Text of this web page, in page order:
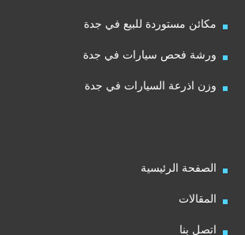
مكائن مستوردة للبيع في جدة
ورشة فحص سيارات في جدة
وزن اذرعة السيارات في جدة
الصفحة الرئيسية
المقالات
اتصل بنا